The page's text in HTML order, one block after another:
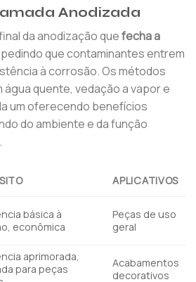
Anodizada
da anodização quefecha a
que contaminantes entrem
à corrosão. Os métodos
água quente, vedação a vapor e
um oferecendo benefícios
do ambiente e da função
APLICATIVOS
básica à
econômica
Peças de uso
geral
aprimorada,
para peças
Acabamentos
decorativos